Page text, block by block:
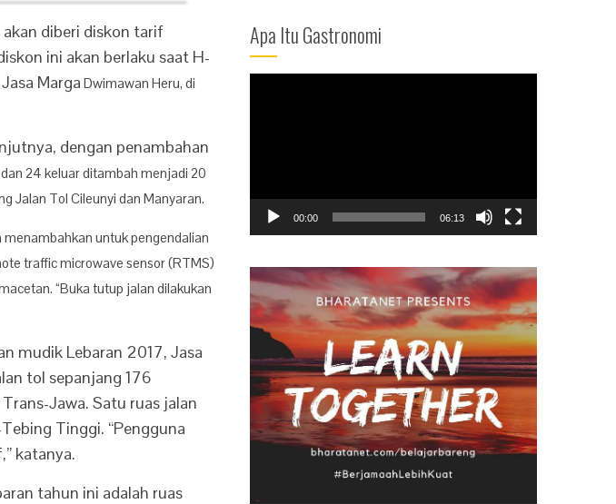
diberi diskon tarif
ini akan berlaku saat H-
Marga Dwimawan Heru, di
dengan penambahan
24 keluar ditambah menjadi 20
Jalan Tol Cileunyi dan Manyaran.
menambahkan untuk pengendalian
traffic microwave sensor (RTMS)
“Buka tutup jalan dilakukan
mudik Lebaran 2017, Jasa
tol sepanjang 176
Jawa. Satu ruas jalan
Tinggi. “Pengguna
katanya.
tahun ini adalah ruas
Apa Itu Gastronomi
00:00 06:13